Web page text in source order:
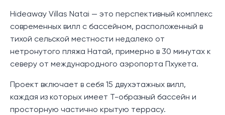
Hideaway Villas Natai — это перспективный комплекс
современных вилл с бассейном, расположенный в
тихой сельской местности недалеко от
нетронутого пляжа Натай, примерно в 30 минутах к
северу от международного аэропорта Пхукета.
Проект включает в себя 15 двухэтажных вилл,
каждая из которых имеет Т-образный бассейн и
просторную частично крытую террасу.